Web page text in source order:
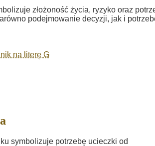
złożoność życia, ryzyko oraz
podejmowanie decyzji, jak i
na literę G
symbolizuje potrzebę ucieczki od